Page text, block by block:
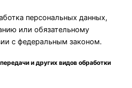
персональных данных,
или обязательному
с федеральным законом.
и других видов обработки